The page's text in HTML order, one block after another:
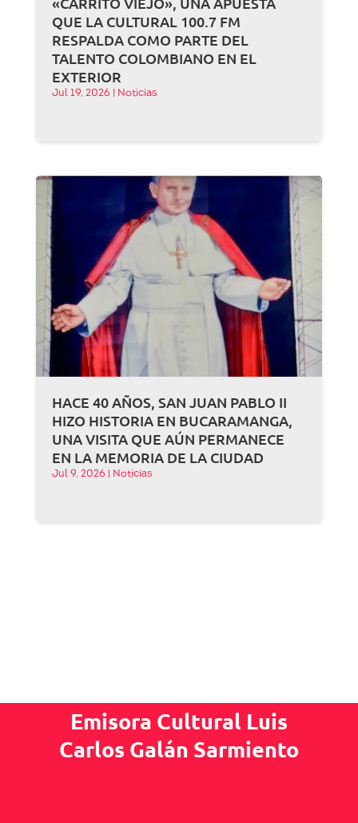
QUE LA CULTURAL 100.7 FM
RESPALDA COMO PARTE DEL
TALENTO COLOMBIANO EN EL
EXTERIOR
Jul 19, 2026 Noticias
HACE 40 AÑOS, SAN JUAN PABLO II
HIZO HISTORIA EN BUCARAMANGA,
UNA VISITA QUE AÚN PERMANECE
EN LA MEMORIA DE LA CIUDAD
Jul 9, 2026 Noticias
Emisora Cultural Luis
Carlos Galán Sarmiento